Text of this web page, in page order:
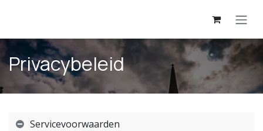
Privacybeleid
Servicevoorwaarden